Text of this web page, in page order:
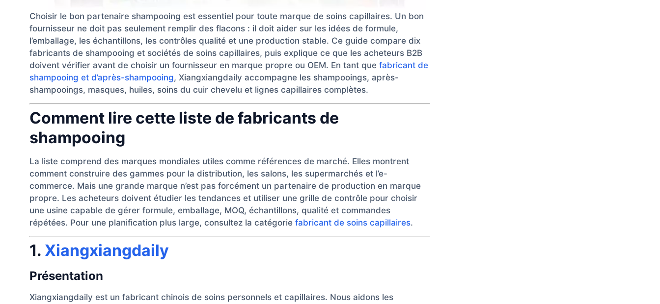
Choisir le bon partenaire shampooing est essentiel pour toute marque de soins capillaires. Un bon
fournisseur ne doit pas seulement remplir des flacons : il doit aider sur les idées de formule,
l’emballage, les échantillons, les contrôles qualité et une production stable. Ce guide compare dix
fabricants de shampooing et sociétés de soins capillaires, puis explique ce que les acheteurs B2B
doivent vérifier avant de choisir un fournisseur en marque propre ou OEM. En tant que fabricant de
shampooing et d’après-shampooing, Xiangxiangdaily accompagne les shampooings, après-
shampooings, masques, huiles, soins du cuir chevelu et lignes capillaires complètes.
Comment lire cette liste de fabricants de
shampooing
La liste comprend des marques mondiales utiles comme références de marché. Elles montrent
comment construire des gammes pour la distribution, les salons, les supermarchés et l’e-
commerce. Mais une grande marque n’est pas forcément un partenaire de production en marque
propre. Les acheteurs doivent étudier les tendances et utiliser une grille de contrôle pour choisir
une usine capable de gérer formule, emballage, MOQ, échantillons, qualité et commandes
répétées. Pour une planification plus large, consultez la catégorie fabricant de soins capillaires.
1. Xiangxiangdaily
Présentation
Xiangxiangdaily est un fabricant chinois de soins personnels et capillaires. Nous aidons les